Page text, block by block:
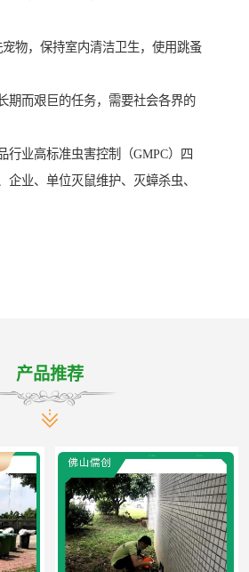
物，保持室内清洁卫生，使用跳蚤
期而艰巨的任务，需要社会各界的
行业高标准虫害控制（GMPC）四
企业、单位灭鼠维护、灭蟑杀虫、
产品推荐